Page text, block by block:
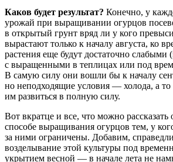
Каков будет результат? Конечно, у
урожай при выращивании огурцов
в открытый грунт вряд ли у кого
вырастают только к началу августа, ко
растения еще будут достаточно слабыми
с выращенными в теплицах или под
В самую силу они вошли бы к началу
но неподходящие условия — холода, а то
им развиться в полную силу.
Вот вкратце и все, что можно
способе выращивания огурцов тем, у
за ними ограничены. Добавим,
возделывание этой культуры под
укрытием весной — в начале лета не